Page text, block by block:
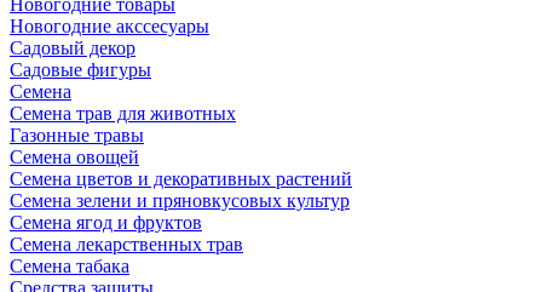
Новогодние товары
Новогодние акссесуары
Садовый декор
Садовые фигуры
Семена
Семена трав для животных
Газонные травы
Семена овощей
Семена цветов и декоративных растений
Семена зелени и пряновкусовых культур
Семена ягод и фруктов
Семена лекарственных трав
Семена табака
Средства защиты